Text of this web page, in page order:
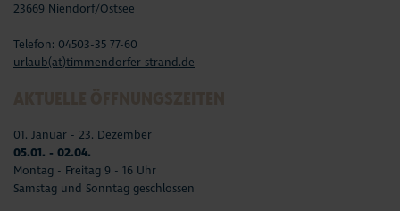
23669 Niendorf/Ostsee
Telefon: 04503-35 77-60
urlaub(at)timmendorfer-strand.de
01. Januar - 23. Dezember
05.01. - 02.04.
Montag - Freitag 9 - 16 Uhr
Samstag und Sonntag geschlossen